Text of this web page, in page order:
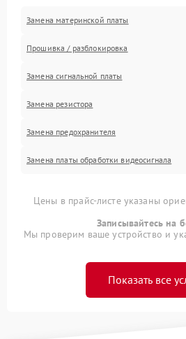
Замена материнской платы
Прошивка / разблокировка
Замена сигнальной платы
Замена резистора
Замена предохранителя
Замена платы обработки видеосигнала
Цены в прайс-листе указаны
Записывайтесь на
Мы проверим ваше устройство и
Показать все